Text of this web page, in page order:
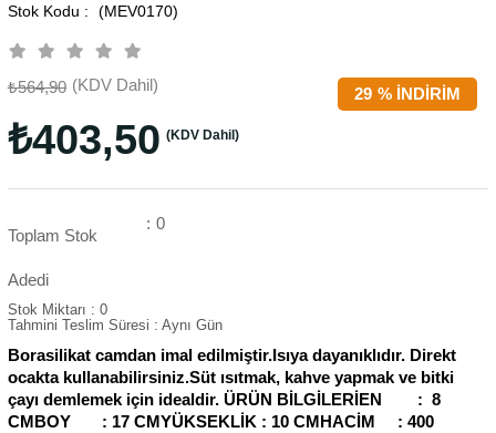
(MEV0170)
%
29 İNDIRIM
₺564,90 (KDV Dahil)
₺403,50 (KDV Dahil)
Toplam Stok
Adedi
: 0
Stok Miktarı : 0
Tahmini Teslim Süresi : Aynı Gün
Borasilikat camdan imal edilmiştir.Isıya dayanıklıdır. Direkt
ocakta kullanabilirsiniz.Süt ısıtmak, kahve yapmak ve bitki
çayı demlemek için idealdir. ÜRÜN BİLGİLERİEN : 8
CMBOY : 17 CMYÜKSEKLİK : 10 CMHACİM : 400